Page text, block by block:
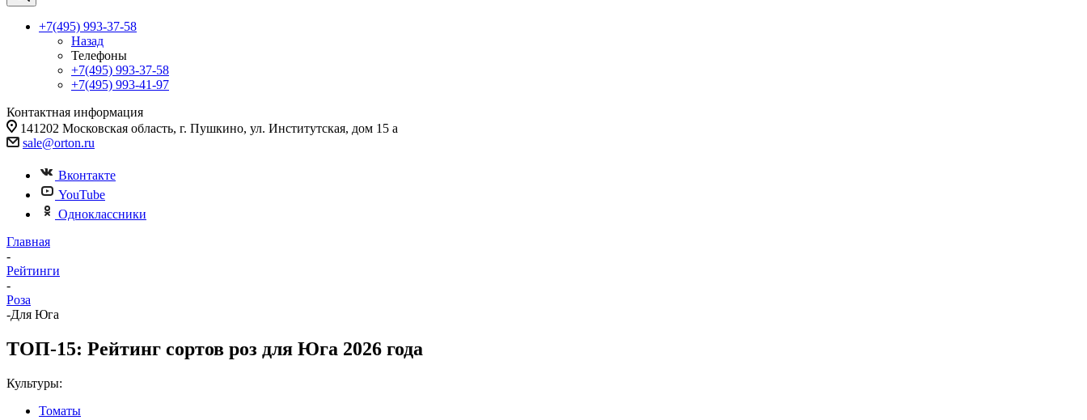
+7(495) 993-37-58
Назад
Телефоны
+7(495) 993-37-58
+7(495) 993-41-97
Контактная информация
141202 Московская область, г. Пушкино, ул. Институтская, дом 15 а
sale@orton.ru
Вконтакте
YouTube
Одноклассники
Главная
-
Рейтинги
-
Роза
-Для Юга
ТОП-15: Рейтинг сортов роз для Юга 2026 года
Культуры:
Томаты